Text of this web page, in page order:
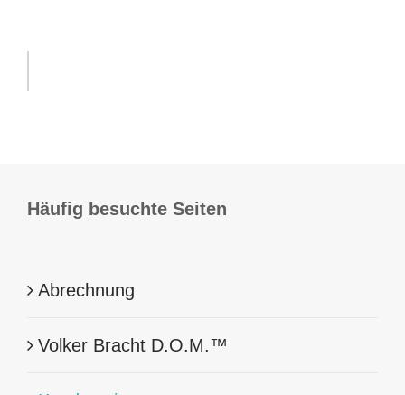
Häufig besuchte Seiten
Abrechnung
Volker Bracht D.O.M.™